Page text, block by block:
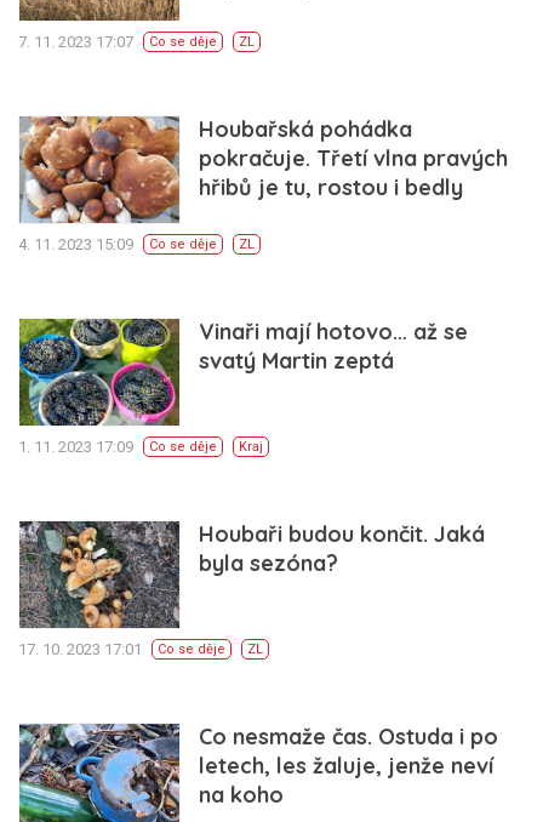
7. 11. 2023 17:07 Co se děje ZL
Houbařská pohádka
pokračuje. Třetí vlna pravých
hřibů je tu, rostou i bedly
4. 11. 2023 15:09 Co se děje ZL
Vinaři mají hotovo… až se
svatý Martin zeptá
1. 11. 2023 17:09 Co se děje Kraj
Houbaři budou končit. Jaká
byla sezóna?
17. 10. 2023 17:01 Co se děje ZL
Co nesmaže čas. Ostuda i po
letech, les žaluje, jenže neví
na koho